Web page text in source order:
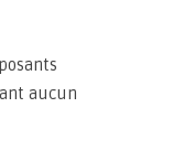
aucun